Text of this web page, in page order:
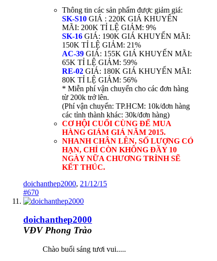
Thông tin các sản phẩm được giảm giá:
SK-S10 GIÁ : 220K GIÁ KHUYẾN
MÃI: 200K TỈ LỆ GIẢM: 9%
SK-16 GIÁ: 190K GIÁ KHUYẾN MÃI:
150K TỈ LỆ GIẢM: 21%
AC-39 GIÁ: 155K GIÁ KHUYẾN MÃI:
65K TỈ LỆ GIẢM: 59%
RE-02 GIÁ: 180K GIÁ KHUYẾN MÃI:
80K TỈ LỆ GIẢM: 56%
* Miễn phí vận chuyển cho các đơn hàng
từ 200k trở lên.
(Phí vận chuyển: TP.HCM: 10k/đơn hàng
các tỉnh thành khác: 30k/đơn hàng)
CƠ HỘI CUỐI CÙNG ĐỂ MUA
HÀNG GIẢM GIÁ NĂM 2015.
NHANH CHÂN LÊN, SỐ LƯỢNG CÓ
HẠN, CHỈ CÒN KHÔNG ĐẦY 10
NGÀY NỮA CHƯƠNG TRÌNH SẼ
KẾT THÚC.
doichanthep2000, 21/12/15
#670
doichanthep2000
VĐV Phong Trào
Chào buổi sáng tươi vui.....